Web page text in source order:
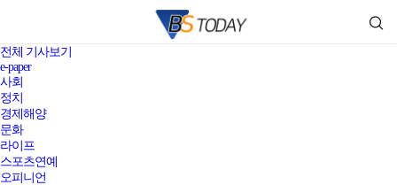
전체 기사보기
e-paper
사회
정치
경제해양
문화
라이프
스포츠연예
오피니언